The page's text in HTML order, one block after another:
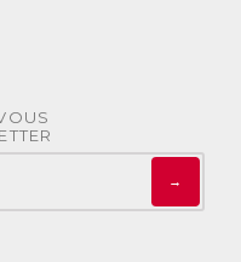
→